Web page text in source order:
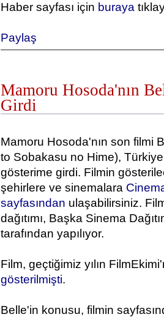
Haber sayfası için buraya
Paylaş
Mamoru Hosoda'nın
Girdi
Mamoru Hosoda'nın son filmi
to Sobakasu no Hime),
gösterime girdi. Filmin
şehirlere ve sinemalara
sayfasından ulaşabilirsiniz.
dağıtımı, Başka Sinema
tarafından yapılıyor.
Film, geçtiğimiz yılın
gösterilmişti.
Belle'in konusu, filmin